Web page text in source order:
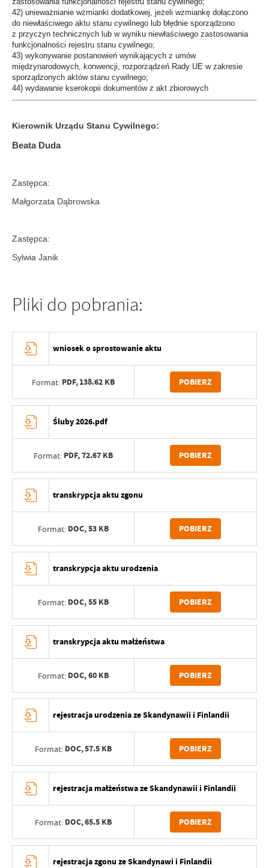
zastosowania funkcjonalności rejestru stanu cywilnego;
42) unieważnianie wzmianki dodatkowej, jeżeli wzmiankę dołączono
do niewłaściwego aktu stanu cywilnego lub błędnie sporządzono
z przyczyn technicznych lub w wyniku niewłaściwego zastosowania
funkcjonalności rejestru stanu cywilnego;
43) wykonywanie postanowień wynikających z umów
międzynarodowych, konwencji, rozporządzeń Rady UE w zakresie
sporządzonych aktów stanu cywilnego;
44) wydawanie kserokopii dokumentów z akt zbiorowych
Kierownik Urządu Stanu Cywilnego:
Beata Duda
Zastępca:
Małgorzata Dąbrowska
Zastępca:
Sylwia Janik
Pliki do pobrania:
wniosek o sprostowanie aktu
Format: PDF,138.62 KB POBIERZ
Śluby 2026.pdf
Format: PDF,72.67 KB POBIERZ
transkrypcja aktu zgonu
Format: DOC,53 KB POBIERZ
transkrypcja aktu urodzenia
Format: DOC,55 KB POBIERZ
transkrypcja aktu małżeństwa
Format: DOC,60 KB POBIERZ
rejestracja urodzenia ze Skandynawii i Finlandii
Format: DOC,57.5 KB POBIERZ
rejestracja małżeństwa ze Skandynawii i Finlandii
Format: DOC,65.5 KB POBIERZ
rejestracja zgonu ze Skandynawi i Finlandii